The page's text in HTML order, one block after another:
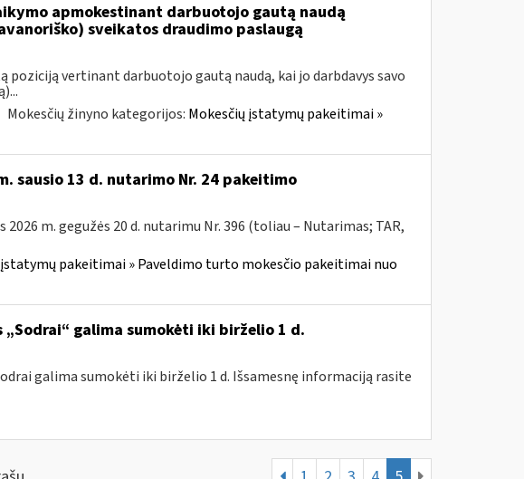
apmokestinant darbuotojo gautą naudą
sveikatos draudimo paslaugą
poziciją vertinant darbuotojo gautą naudą, kai jo darbdavys savo
Mokesčių žinyno kategorijos: Mokesčių įstatymų pakeitimai »
sausio 13 d. nutarimo Nr. 24 pakeitimo
m. gegužės 20 d. nutarimu Nr. 396 (toliau – Nutarimas; TAR,
pakeitimai » Paveldimo turto mokesčio pakeitimai nuo
galima sumokėti iki birželio 1 d.
galima sumokėti iki birželio 1 d. Išsamesnę informaciją rasite